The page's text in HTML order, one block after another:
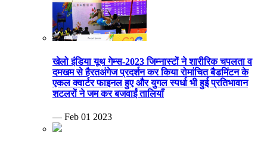
खेलो इंडिया यूथ गेम्स-2023 जिम्नास्टों ने शारीरिक चपलता व
दमखम से हैरतअंगेज प्रदर्शन कर किया रोमांचित बैडमिंटन के
एकल क्वार्टर फाइनल हुए और युगल स्पर्धा भी हुई प्रतिभावान
शटलरों ने जम कर बजवाईं तालियाँ
— Feb 01 2023